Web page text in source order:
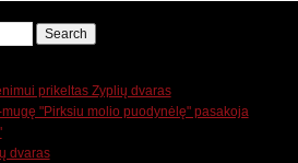
prikeltas Zyplių dvaras
"Pirksiu molio puodynėlę" pasakoja
dvaras